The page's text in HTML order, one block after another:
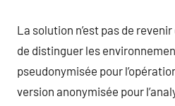
La solution n’est pas de
de distinguer les
pseudonymisée pour
version anonymisée pour